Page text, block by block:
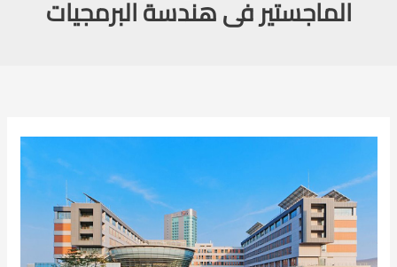
الماجستير فى هندسة البرمجيات